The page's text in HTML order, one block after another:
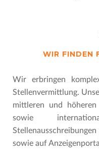
WIR FINDEN
Wir erbringen
Stellenvermittlung.
mittleren und
sowie
sowie auf